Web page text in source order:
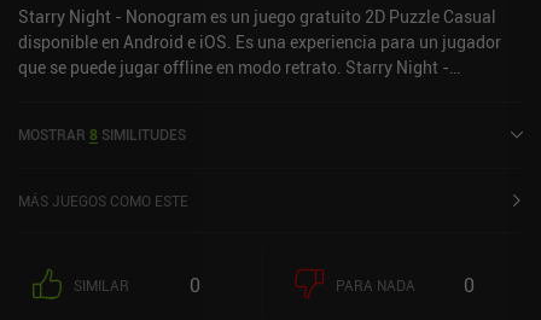
Starry Night - Nonogram es un juego gratuito 2D Puzzle Casual
disponible en Android e iOS. Es una experiencia para un jugador
que se puede jugar offline en modo retrato. Starry Night -
Store de iOS.
MOSTRAR 8 SIMILITUDES
MÁS JUEGOS COMO ESTE
SIMILAR 0 PARA NADA 0